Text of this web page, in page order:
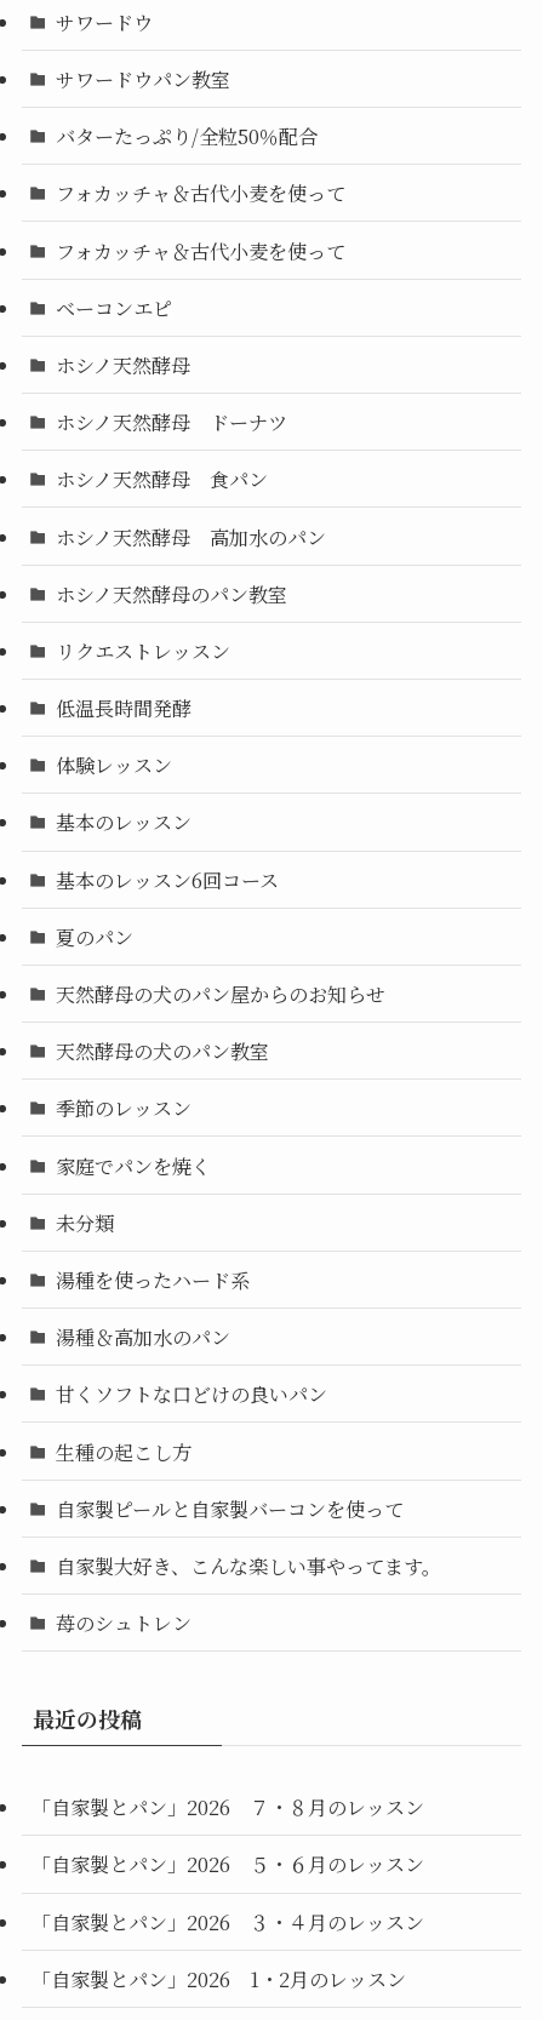
サワードウ
サワードウパン教室
バターたっぷり/全粒50％配合
フォカッチャ＆古代小麦を使って
フォカッチャ＆古代小麦を使って
ベーコンエピ
ホシノ天然酵母
ホシノ天然酵母 ドーナツ
ホシノ天然酵母 食パン
ホシノ天然酵母 高加水のパン
ホシノ天然酵母のパン教室
リクエストレッスン
低温長時間発酵
体験レッスン
基本のレッスン
基本のレッスン6回コース
夏のパン
天然酵母の犬のパン屋からのお知らせ
天然酵母の犬のパン教室
季節のレッスン
家庭でパンを焼く
未分類
湯種を使ったハード系
湯種＆高加水のパン
甘くソフトな口どけの良いパン
生種の起こし方
自家製ピールと自家製バーコンを使って
自家製大好き、こんな楽しい事やってます。
苺のシュトレン
最近の投稿
「自家製とパン」2026 ７・８月のレッスン
「自家製とパン」2026 ５・６月のレッスン
「自家製とパン」2026 ３・４月のレッスン
「自家製とパン」2026 1・2月のレッスン